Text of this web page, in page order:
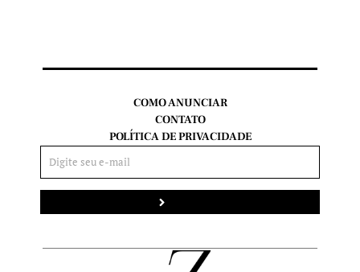
COMO ANUNCIAR
CONTATO
POLÍTICA DE PRIVACIDADE